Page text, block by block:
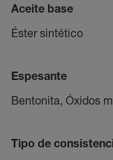
Aceite base
Éster sintético
Espesante
Bentonita, Óxidos
Tipo de